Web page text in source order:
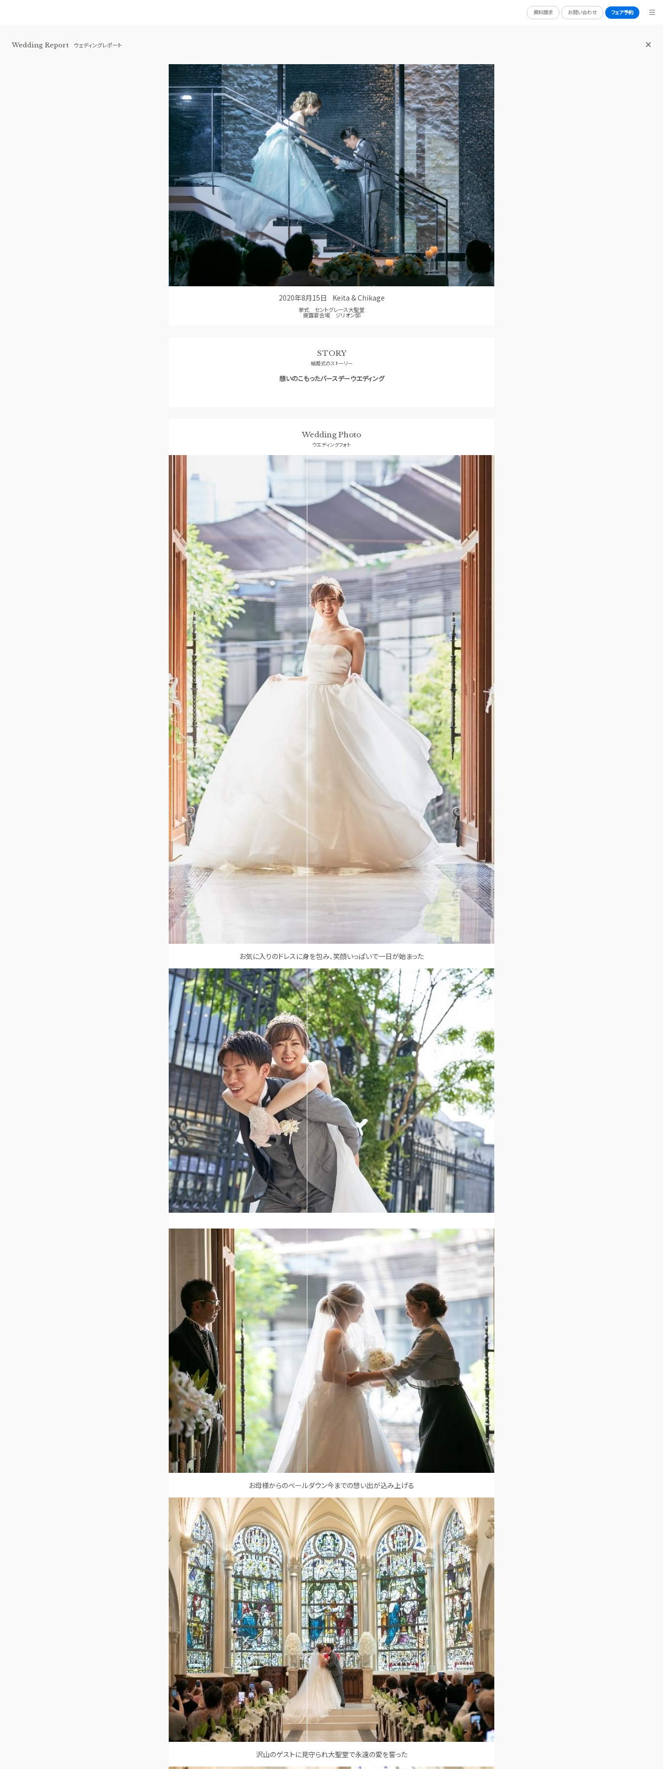
資料請求 お問い合わせ フェア予約
青山セントグレース大聖堂
TOP
トップ
BRIDAL FAIR
ブライダルフェア
FAIR CAMPAIGN
フェアキャンペーンのご案内
WEDDING REPORT
体験者レポート
PHOTO GALLERY
フォトギャラリー
PLAN
プラン
CEREMONY
挙式
PARTY
披露宴会場
CUISINE
料理
DRESS
ドレス
SMALL WEDDING
少人数ウエディング
ACCESS
アクセス
GUEST
ご列席者の皆さまへ
QA
よくあるご質問
SUPPORT
お手伝い
Wedding Report ウェディングレポート
2020年8月15日 Keita & Chikage
挙式 セントグレース大聖堂
披露宴会場 ジリオン邸
STORY
結婚式のストーリー
想いのこもったバースデーウエディング
Wedding Photo
ウエディングフォト
お気に入りのドレスに身を包み、笑顔いっぱいで一日が始まった
お母様からのベールダウン今までの想い出が込み上げる
沢山のゲストに見守られ大聖堂で永遠の愛を誓った